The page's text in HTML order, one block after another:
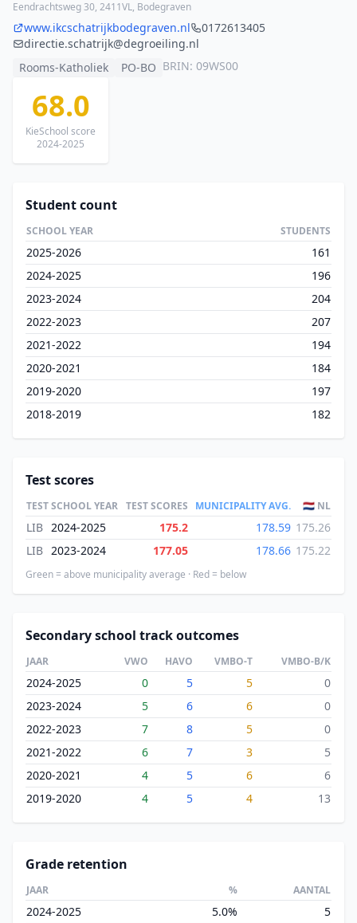
Eendrachtsweg 30, 2411VL, Bodegraven
www.ikcschatrijkbodegraven.nl
0172613405
directie.schatrijk@degroeiling.nl
Rooms-Katholiek
PO-BO BRIN: 09WS00
68.0
KieSchool score
2024-2025
Student count
SCHOOL YEAR STUDENTS
2025-2026
161
2024-2025
196
2023-2024
204
2022-2023
207
2021-2022
194
2020-2021
184
2019-2020
197
2018-2019
182
Test scores
TESTSCHOOL YEAR TEST SCORES MUNICIPALITY AVG. 🇳🇱 NL
LIB 2024-2025 175.2 178.59 175.26
LIB 2023-2024 177.05 178.66 175.22
Green = above municipality average · Red = below
Secondary school track outcomes
JAAR VWO HAVO VMBO-T VMBO-B/K
2024-2025 0 5 5
0
2023-2024
5 6 6
0
2022-2023
7 8 5
0
2021-2022
6 7 3
5
2020-2021
4 5 6
6
2019-2020
4 5 4 13
Grade retention
JAAR % AANTAL
2024-2025 5.0%
5